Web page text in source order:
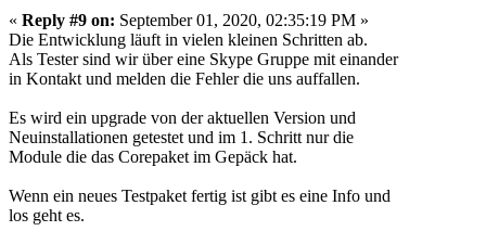
« Reply #9 on: September 01, 2020, 02:35:19 PM »
Die Entwicklung läuft in vielen kleinen Schritten ab.
Als Tester sind wir über eine Skype Gruppe mit einander
in Kontakt und melden die Fehler die uns auffallen.
Es wird ein upgrade von der aktuellen Version und
Neuinstallationen getestet und im 1. Schritt nur die
Module die das Corepaket im Gepäck hat.
Wenn ein neues Testpaket fertig ist gibt es eine Info und
los geht es.